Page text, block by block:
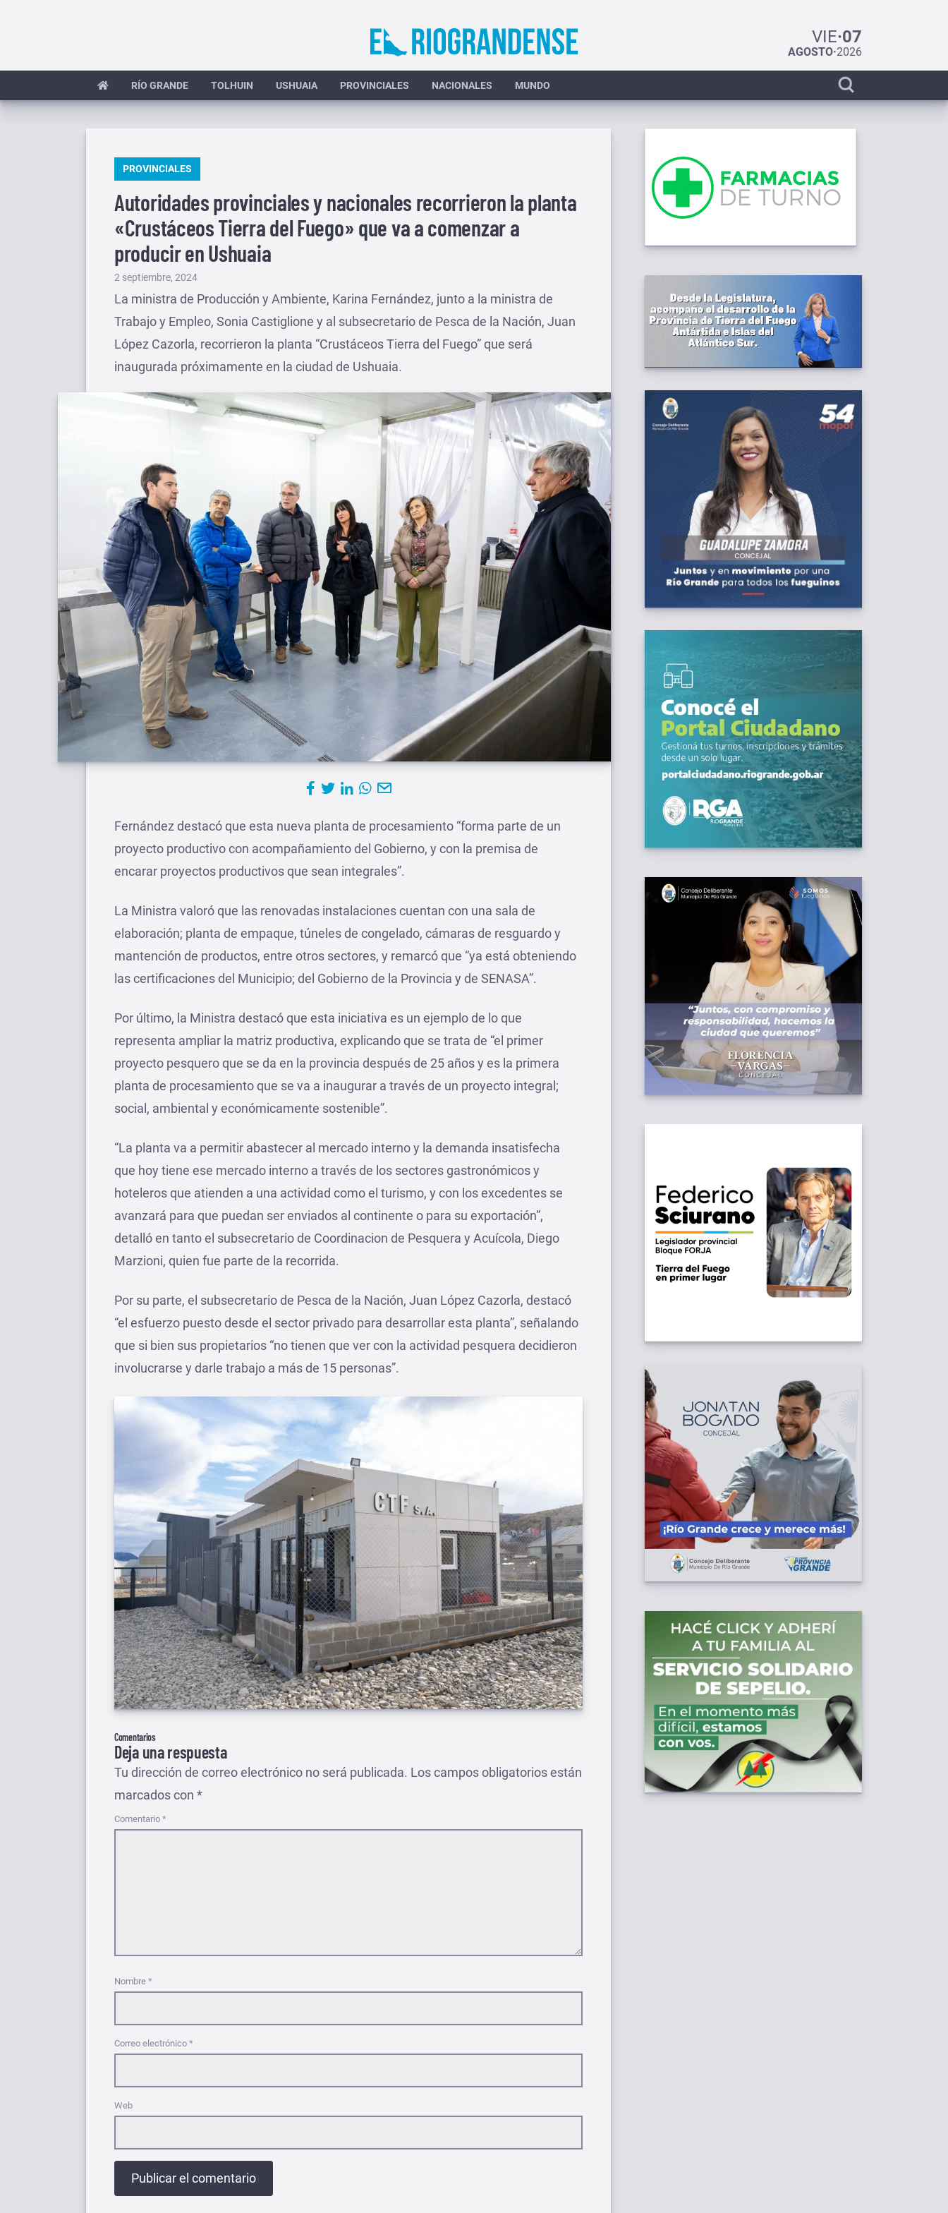
VIE·07
AGOSTO·2026
RÍO GRANDE TOLHUIN USHUAIA PROVINCIALES NACIONALES MUNDO
Display
search
PUBLICADO
PROVINCIALES
Autoridades provinciales y nacionales recorrieron la planta
«Crustáceos Tierra del Fuego» que va a comenzar a
producir en Ushuaia
Publicado
el
2 septiembre, 2024
La ministra de Producción y Ambiente, Karina Fernández, junto a la ministra de
Trabajo y Empleo, Sonia Castiglione y al subsecretario de Pesca de la Nación, Juan
López Cazorla, recorrieron la planta “Crustáceos Tierra del Fuego” que será
inaugurada próximamente en la ciudad de Ushuaia.
Fernández destacó que esta nueva planta de procesamiento “forma parte de un
proyecto productivo con acompañamiento del Gobierno, y con la premisa de
encarar proyectos productivos que sean integrales”.
La Ministra valoró que las renovadas instalaciones cuentan con una sala de
elaboración; planta de empaque, túneles de congelado, cámaras de resguardo y
mantención de productos, entre otros sectores, y remarcó que “ya está obteniendo
las certificaciones del Municipio; del Gobierno de la Provincia y de SENASA”.
Por último, la Ministra destacó que esta iniciativa es un ejemplo de lo que
representa ampliar la matriz productiva, explicando que se trata de “el primer
proyecto pesquero que se da en la provincia después de 25 años y es la primera
planta de procesamiento que se va a inaugurar a través de un proyecto integral;
social, ambiental y económicamente sostenible”.
“La planta va a permitir abastecer al mercado interno y la demanda insatisfecha
que hoy tiene ese mercado interno a través de los sectores gastronómicos y
hoteleros que atienden a una actividad como el turismo, y con los excedentes se
avanzará para que puedan ser enviados al continente o para su exportación”,
detalló en tanto el subsecretario de Coordinacion de Pesquera y Acuícola, Diego
Marzioni, quien fue parte de la recorrida.
Por su parte, el subsecretario de Pesca de la Nación, Juan López Cazorla, destacó
“el esfuerzo puesto desde el sector privado para desarrollar esta planta”, señalando
que si bien sus propietarios “no tienen que ver con la actividad pesquera decidieron
involucrarse y darle trabajo a más de 15 personas”.
Comentarios
Deja una respuesta
Tu dirección de correo electrónico no será publicada. Los campos obligatorios están
marcados con *
Comentario *
Nombre *
Correo electrónico *
Web